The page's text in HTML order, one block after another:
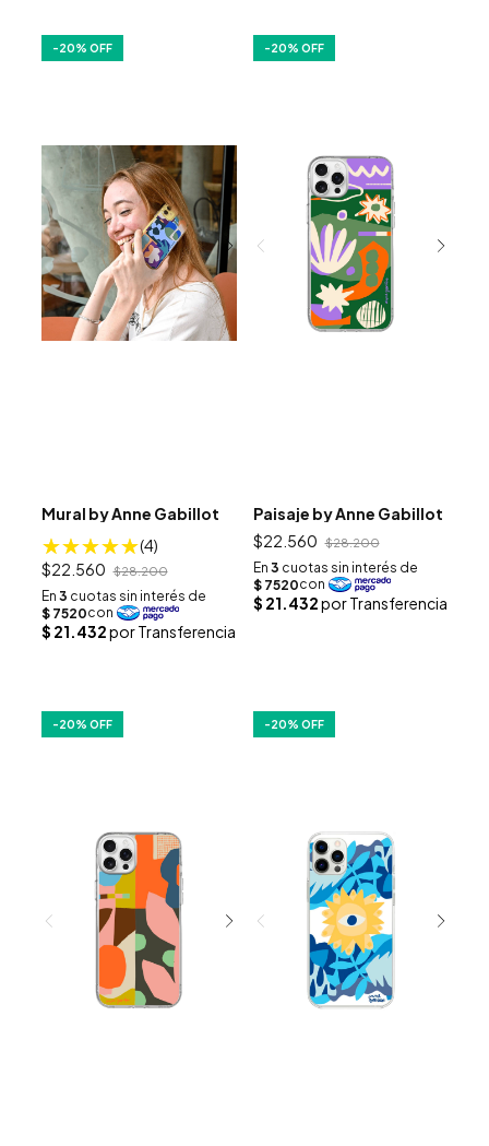
-20% OFF
Mural by Anne Gabillot
(4)
$22.560 $28.200
-20% OFF
Paisaje by Anne Gabillot
$22.560 $28.200
-20% OFF -20% OFF